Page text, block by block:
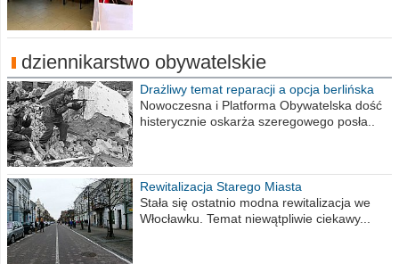
dziennikarstwo obywatelskie
Drażliwy temat reparacji a opcja berlińska
Nowoczesna i Platforma Obywatelska dość
histerycznie oskarża szeregowego posła..
Rewitalizacja Starego Miasta
Stała się ostatnio modna rewitalizacja we
Włocławku. Temat niewątpliwie ciekawy...